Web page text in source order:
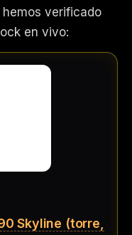
verificado
en vivo:
Skyline (torre,